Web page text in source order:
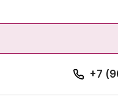
+7